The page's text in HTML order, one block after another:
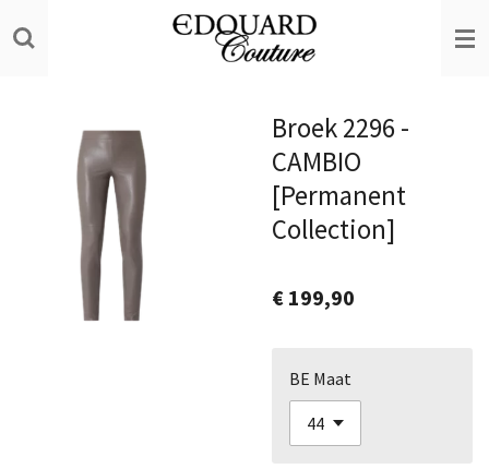
direct
hoofdinhoud
Broek 2296 -
CAMBIO
[Permanent
Collection]
€ 199,90
BE Maat